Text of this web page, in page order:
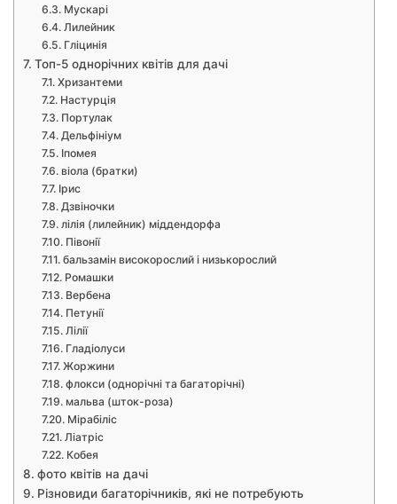
Мускарі
Лилейник
Гліцинія
Топ-5 однорічних квітів для дачі
Хризантеми
Настурція
Портулак
Дельфініум
Іпомея
віола (братки)
Ірис
Дзвіночки
лілія (лилейник) міддендорфа
Півонії
бальзамін високорослий і низькорослий
Ромашки
Вербена
Петунії
Лілії
Гладіолуси
Жоржини
флокси (однорічні та багаторічні)
мальва (шток-роза)
Мірабіліс
Ліатріс
Кобея
фото квітів на дачі
Різновиди багаторічників, які не потребують